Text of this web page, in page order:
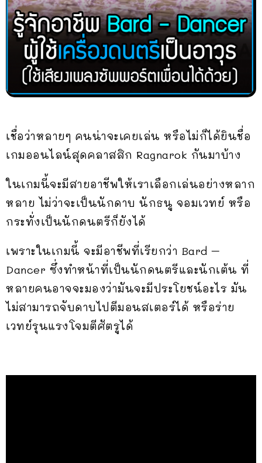
เชื่อว่าหลายๆ คนน่าจะเคยเล่น หรือไม่ก็ได้ยินชื่อ
เกมออนไลน์สุดคลาสสิก Ragnarok กันมาบ้าง
ในเกมนี้จะมีสายอาชีพให้เราเลือกเล่นอย่างหลาก
หลาย ไม่ว่าจะเป็นนักดาบ นักธนู จอมเวทย์ หรือ
กระทั่งเป็นนักดนตรีก็ยังได้
เพราะในเกมนี้ จะมีอาชีพที่เรียกว่า Bard –
Dancer ซึ่งทำหน้าที่เป็นนักดนตรีและนักเต้น ที่
หลายคนอาจจะมองว่ามันจะมีประโยชน์อะไร มัน
ไม่สามารถจับดาบไปตีมอนสเตอร์ได้ หรือร่าย
เวทย์รุนแรงโจมตีศัตรูได้